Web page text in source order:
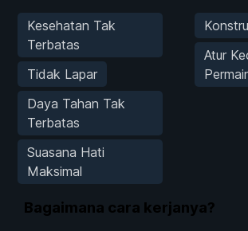
Kesehatan Tak
Terbatas
Tidak Lapar
Daya Tahan Tak
Terbatas
Suasana Hati
Maksimal
Atur
Bagaimana cara kerjanya?